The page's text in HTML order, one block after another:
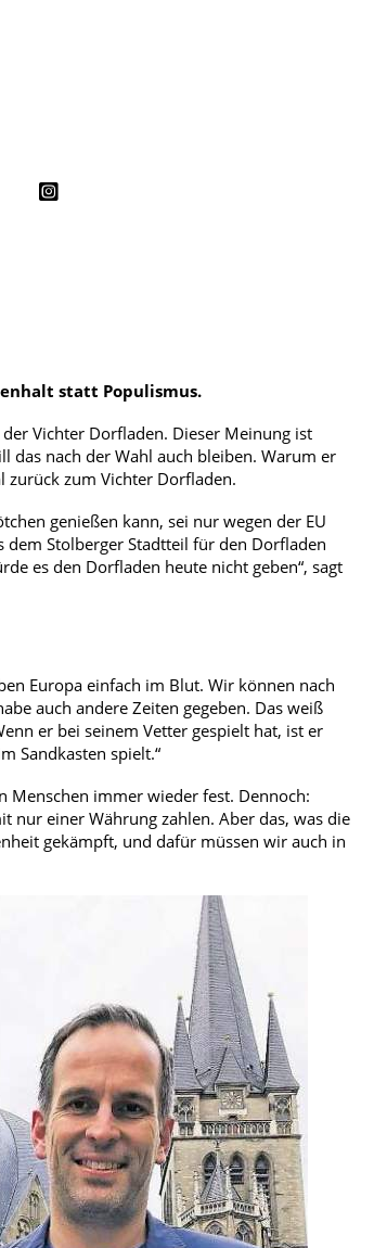
statt Populismus.
Vichter Dorfladen. Dieser Meinung ist
das nach der Wahl auch bleiben. Warum er
zurück zum Vichter Dorfladen.
genießen kann, sei nur wegen der EU
Stolberger Stadtteil für den Dorfladen
es den Dorfladen heute nicht geben“, sagt
Europa einfach im Blut. Wir können nach
auch andere Zeiten gegeben. Das weiß
er bei seinem Vetter gespielt hat, ist er
Sandkasten spielt.“
Menschen immer wieder fest. Dennoch:
nur einer Währung zahlen. Aber das, was die
gekämpft, und dafür müssen wir auch in